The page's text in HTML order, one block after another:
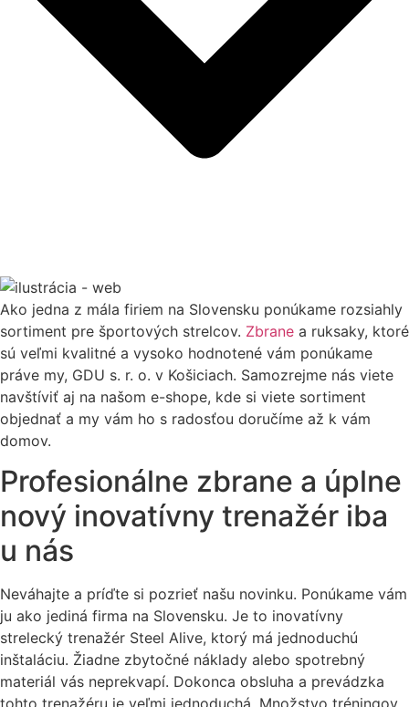
Ako jedna z mála firiem na Slovensku ponúkame rozsiahly
sortiment pre športových strelcov. Zbrane a ruksaky, ktoré
sú veľmi kvalitné a vysoko hodnotené vám ponúkame
práve my, GDU s. r. o. v Košiciach. Samozrejme nás viete
navštíviť aj na našom e-shope, kde si viete sortiment
objednať a my vám ho s radosťou doručíme až k vám
domov.
Profesionálne zbrane a úplne
nový inovatívny trenažér iba
u nás
Neváhajte a príďte si pozrieť našu novinku. Ponúkame vám
ju ako jediná firma na Slovensku. Je to inovatívny
strelecký trenažér Steel Alive, ktorý má jednoduchú
inštaláciu. Žiadne zbytočné náklady alebo spotrebný
materiál vás neprekvapí. Dokonca obsluha a prevádzka